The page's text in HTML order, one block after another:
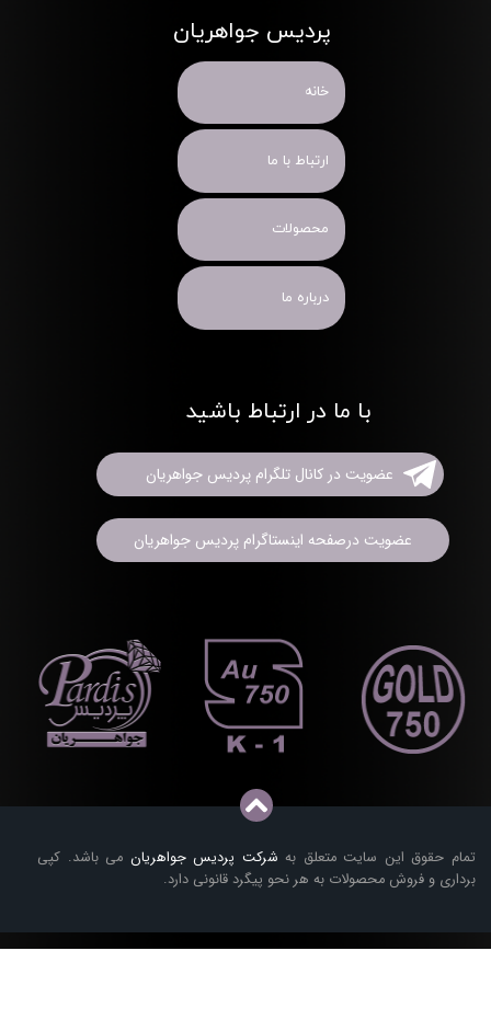
تمام حقوق این سایت متعلق به شرکت پردیس جواهریان می باشد. کپی
برداری و فروش محصولات به هر نحو پیگرد قانونی دارد.
پردیس جواهریان
خانه
ارتباط با ما
محصولات
درباره ما
با ما در ارتباط باشید
عضویت در کانال تلگرام پردیس جواهریان
عضویت درصفحه اینستاگرام پردیس جواهریان